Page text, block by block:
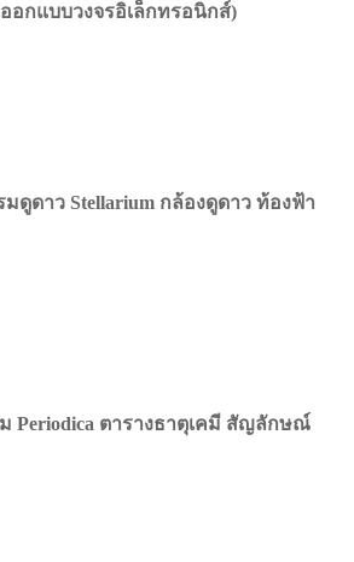
อกแบบวงจรอิเล็กทรอนิกส์)
มดูดาว Stellarium กล้องดูดาว ท้องฟ้า
Periodica ตารางธาตุเคมี สัญลักษณ์